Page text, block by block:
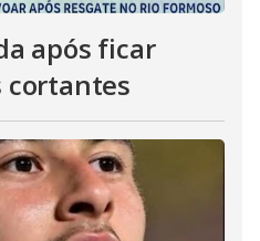
após ficar
cortantes